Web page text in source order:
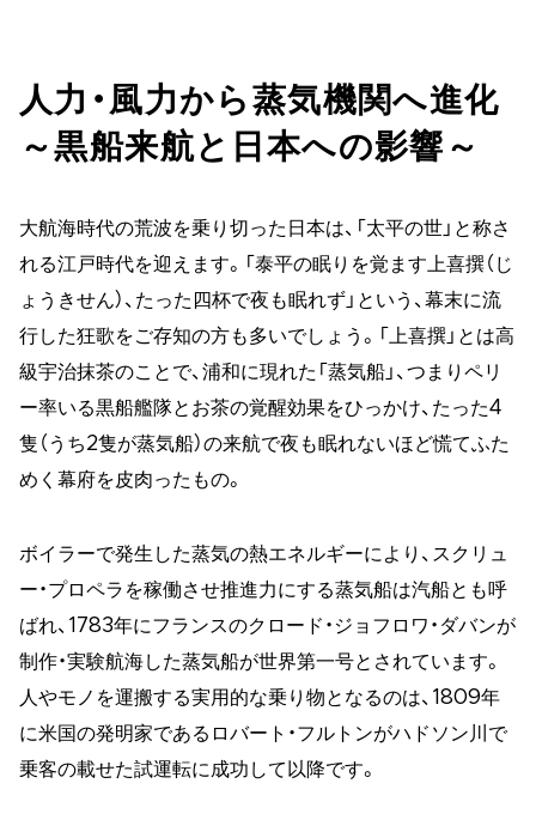
人力・風力から蒸気機関へ進化
～黒船来航と日本への影響～
大航海時代の荒波を乗り切った日本は、「太平の世」と称さ
れる江戸時代を迎えます。「泰平の眠りを覚ます上喜撰（じ
ょうきせん）、たった四杯で夜も眠れず」という、幕末に流
行した狂歌をご存知の方も多いでしょう。「上喜撰」とは高
級宇治抹茶のことで、浦和に現れた「蒸気船」、つまりペリ
ー率いる黒船艦隊とお茶の覚醒効果をひっかけ、たった4
隻（うち2隻が蒸気船）の来航で夜も眠れないほど慌てふた
めく幕府を皮肉ったもの。
ボイラーで発生した蒸気の熱エネルギーにより、スクリュ
ー・プロペラを稼働させ推進力にする蒸気船は汽船とも呼
ばれ、1783年にフランスのクロード・ジョフロワ・ダバンが
制作・実験航海した蒸気船が世界第一号とされています。
人やモノを運搬する実用的な乗り物となるのは、1809年
に米国の発明家であるロバート・フルトンがハドソン川で
乗客の載せた試運転に成功して以降です。